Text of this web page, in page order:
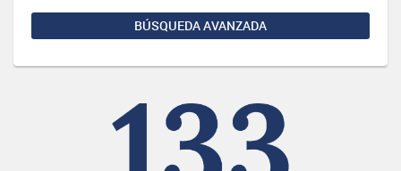
BÚSQUEDA AVANZADA